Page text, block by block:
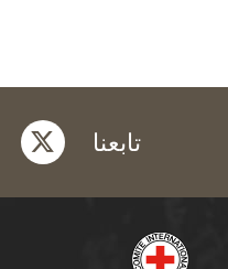
تابعنا twitter